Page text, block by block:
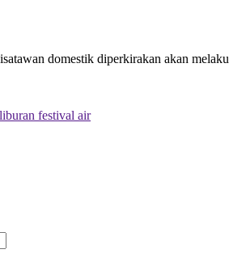
domestik diperkirakan akan
festival air